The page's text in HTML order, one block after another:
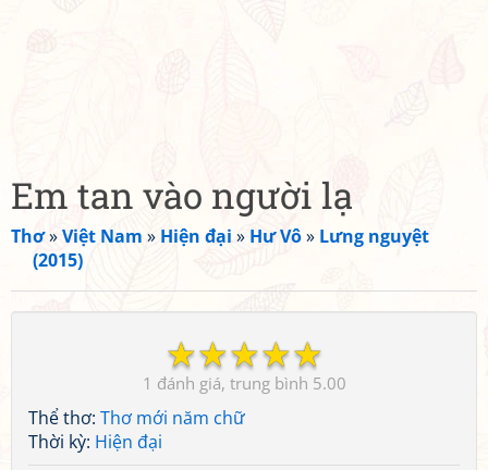
Em tan vào người lạ
Thơ»Việt Nam » Hiện đại » Hư Vô» Lưng nguyệt
(2015)
☆
☆
☆
☆
☆
1 5.00
Thể thơ: Thơ mới năm chữ
Thời kỳ: Hiện đại